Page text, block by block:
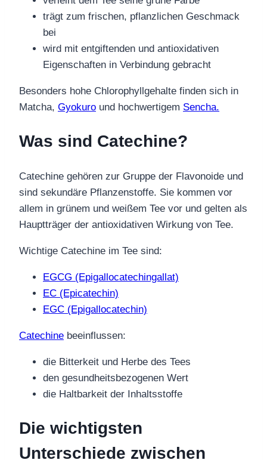
trägt zum frischen, pflanzlichen Geschmack
bei
wird mit entgiftenden und antioxidativen
Eigenschaften in Verbindung gebracht
Besonders hohe Chlorophyllgehalte finden sich in
Matcha, Gyokuro und hochwertigem Sencha.
Was sind Catechine?
Catechine gehören zur Gruppe der Flavonoide und
sind sekundäre Pflanzenstoffe. Sie kommen vor
allem in grünem und weißem Tee vor und gelten als
Hauptträger der antioxidativen Wirkung von Tee.
Wichtige Catechine im Tee sind:
EGCG (Epigallocatechingallat)
EC (Epicatechin)
EGC (Epigallocatechin)
Catechine beeinflussen:
die Bitterkeit und Herbe des Tees
den gesundheitsbezogenen Wert
die Haltbarkeit der Inhaltsstoffe
Die wichtigsten
Unterschiede zwischen